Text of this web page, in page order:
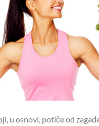
u osnovi, potiče od